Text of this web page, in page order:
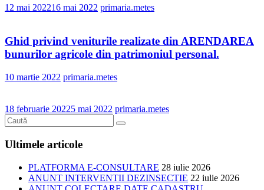
12 mai 202216 mai 2022 primaria.metes
Ghid privind veniturile realizate din ARENDAREA
bunurilor agricole din patrimoniul personal.
10 martie 2022 primaria.metes
18 februarie 20225 mai 2022 primaria.metes
Ultimele articole
PLATFORMA E-CONSULTARE 28 iulie 2026
ANUNT INTERVENTII DEZINSECTIE 22 iulie 2026